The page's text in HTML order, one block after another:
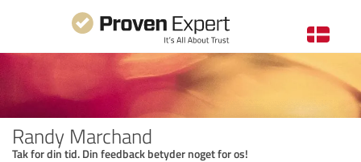
Randy Marchand
Tak for din tid. Din feedback betyder noget for os!